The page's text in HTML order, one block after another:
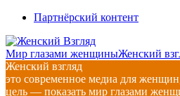
Перейти
содержимому
Партнёрский контент
Мир глазами женщиныЖенский
Женский взгляд
это современное медиа для
цель — показать мир глазами